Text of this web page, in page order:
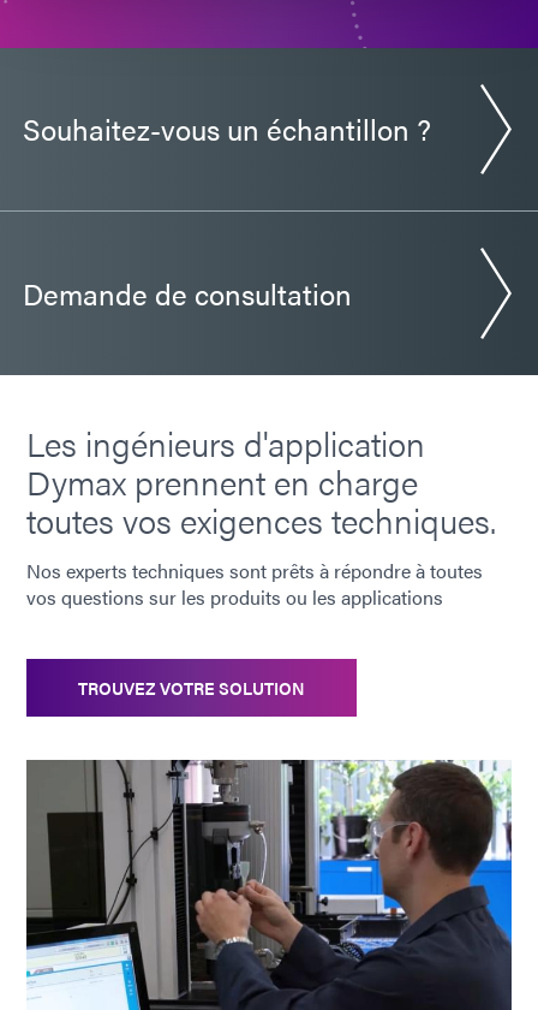
Souhaitez-vous un échantillon ?
Demande de consultation
Les ingénieurs d'application
Dymax prennent en charge
toutes vos exigences techniques.
Nos experts techniques sont prêts à répondre à toutes
vos questions sur les produits ou les applications
TROUVEZ VOTRE SOLUTION